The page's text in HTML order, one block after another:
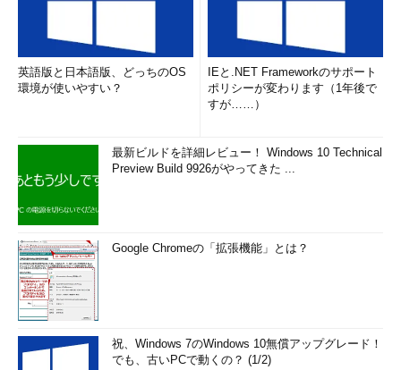
英語版と日本語版、どっちのOS
環境が使いやすい？
IEと.NET Frameworkのサポート
ポリシーが変わります（1年後で
すが……）
最新ビルドを詳細レビュー！ Windows 10 Technical
Preview Build 9926がやってきた ...
Google Chromeの「拡張機能」とは？
祝、Windows 7のWindows 10無償アップグレード！
でも、古いPCで動くの？ (1/2)